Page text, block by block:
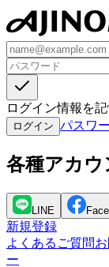
ログイン情報を
ログイン パスワ
各種アカ
LINE
新規登録
よくあるご質問
ー